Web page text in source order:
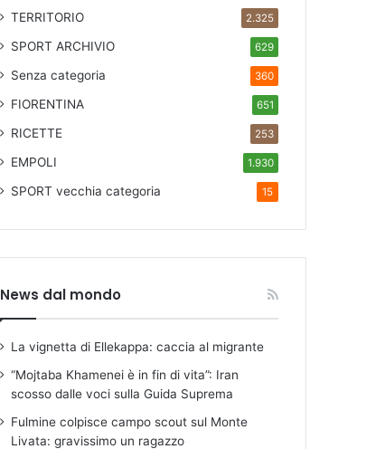
TERRITORIO 2.325
SPORT ARCHIVIO 629
Senza categoria 360
FIORENTINA 651
RICETTE 253
EMPOLI 1.930
SPORTvecchia categoria 15
News dal mondo
La vignetta di Ellekappa: caccia al migrante
“Mojtaba Khamenei è in fin di vita”: Iran
scosso dalle voci sulla Guida Suprema
Fulmine colpisce campo scout sul Monte
Livata: gravissimo un ragazzo